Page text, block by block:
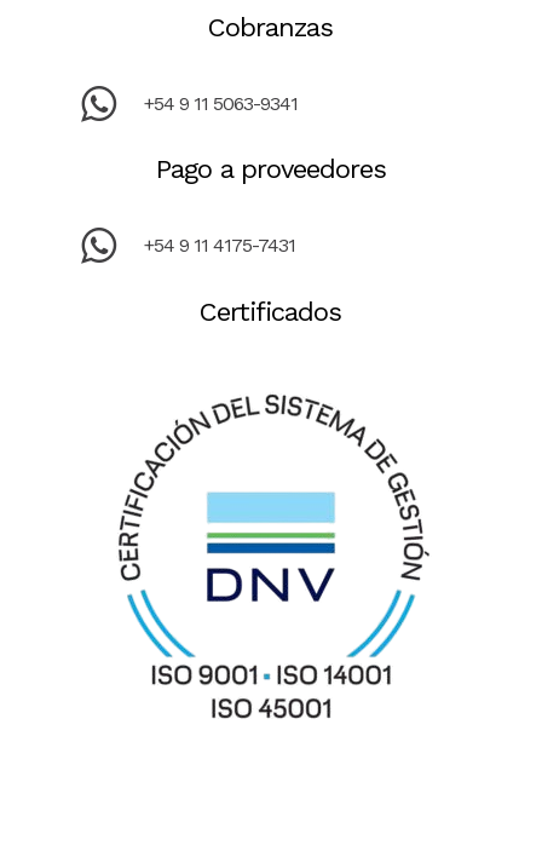
Cobranzas
+54 9 11 5063-9341
Pago a proveedores
+54 9 11 4175-7431
Certificados